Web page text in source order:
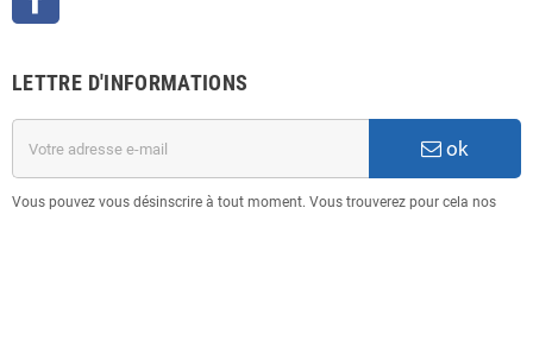
LETTRE D'INFORMATIONS
ok
Vous pouvez vous désinscrire à tout moment. Vous trouverez pour cela nos